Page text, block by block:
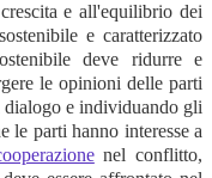
e all'equilibrio dei
e caratterizzato
deve ridurre e
le opinioni delle parti
e individuando gli
parti hanno interesse a
nel conflitto,